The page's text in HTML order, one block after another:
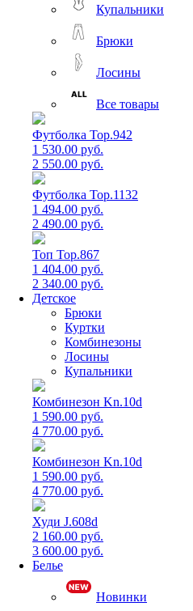
Купальники
Брюки
Лосины
Все товары
Футболка Top.942
1 530.00 руб.
2 550.00 руб.
Футболка Top.1132
1 494.00 руб.
2 490.00 руб.
Топ Top.867
1 404.00 руб.
2 340.00 руб.
Детское
Брюки
Куртки
Комбинезоны
Лосины
Купальники
Комбинезон Kn.10d
1 590.00 руб.
4 770.00 руб.
Комбинезон Kn.10d
1 590.00 руб.
4 770.00 руб.
Худи J.608d
2 160.00 руб.
3 600.00 руб.
Белье
Новинки